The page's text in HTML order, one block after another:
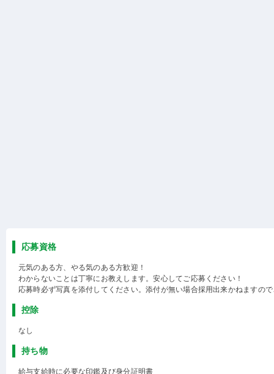
応募資格
元気のある方、やる気のある方歓迎！
わからないことは丁寧にお教えします。安心してご応募ください！
応募時必ず写真を添付してください。添付が無い場合採用出来かねますの
控除
なし
持ち物
給与支給時に必要な印鑑及び身分証明書